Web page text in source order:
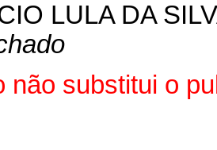
LULA DA
não substitui o